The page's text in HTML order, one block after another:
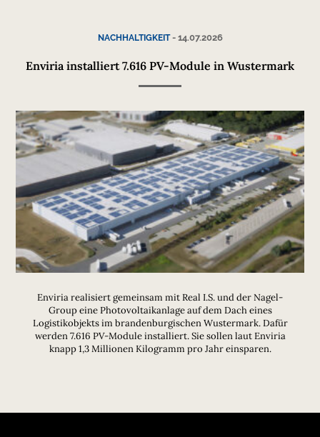
NACHHALTIGKEIT- 14.07.2026
Enviria installiert 7.616 PV-Module in Wustermark
Enviria realisiert gemeinsam mit Real I.S. und der Nagel-
Group eine Photovoltaikanlage auf dem Dach eines
Logistikobjekts im brandenburgischen Wustermark. Dafür
werden 7.616 PV-Module installiert. Sie sollen laut Enviria
knapp 1,3 Millionen Kilogramm pro Jahr einsparen.